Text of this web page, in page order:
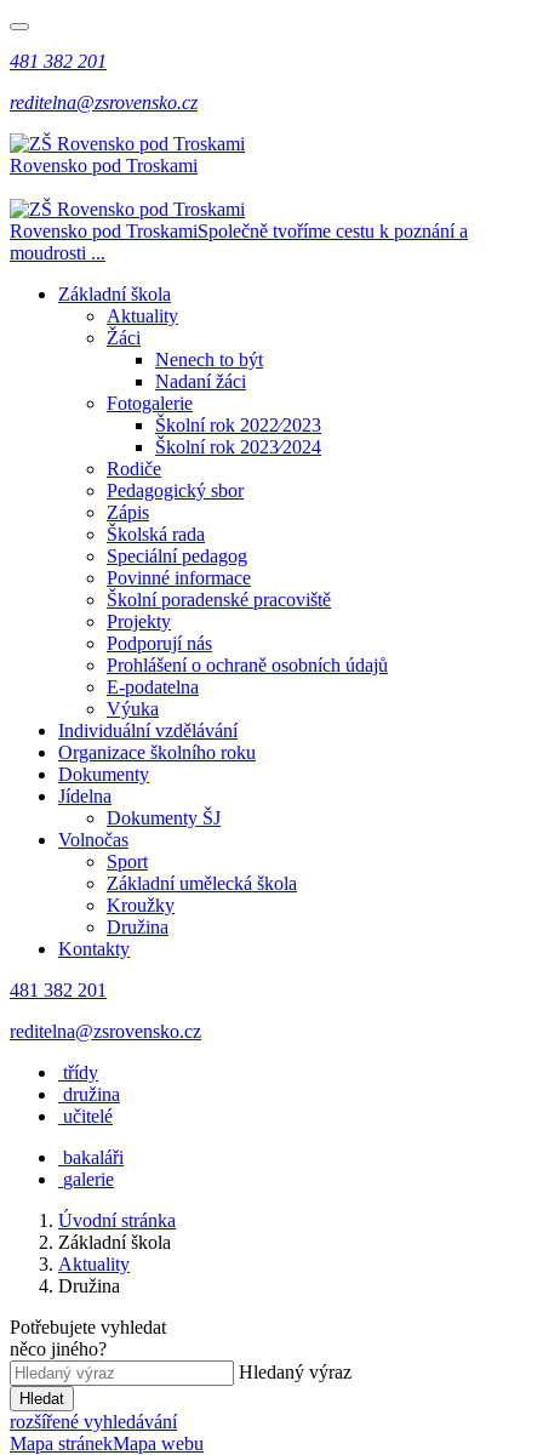
481 382 201
reditelna@zsrovensko.cz
Rovensko pod Troskami
Rovensko pod TroskamiSpolečně tvoříme cestu k poznání a
moudrosti ...
Základní škola
Aktuality
Žáci
Nenech to být
Nadaní žáci
Fotogalerie
Školní rok 2022⁄2023
Školní rok 2023⁄2024
Rodiče
Pedagogický sbor
Zápis
Školská rada
Speciální pedagog
Povinné informace
Školní poradenské pracoviště
Projekty
Podporují nás
Prohlášení o ochraně osobních údajů
E-podatelna
Výuka
Individuální vzdělávání
Organizace školního roku
Dokumenty
Jídelna
Dokumenty ŠJ
Volnočas
Sport
Základní umělecká škola
Kroužky
Družina
Kontakty
481 382 201
reditelna@zsrovensko.cz
třídy
družina
učitelé
bakaláři
galerie
Úvodní stránka
Základní škola
Aktuality
Družina
Potřebujete vyhledat
něco jiného?
Hledaný výraz
Hledat
rozšířené vyhledávání
Mapa stránekMapa webu